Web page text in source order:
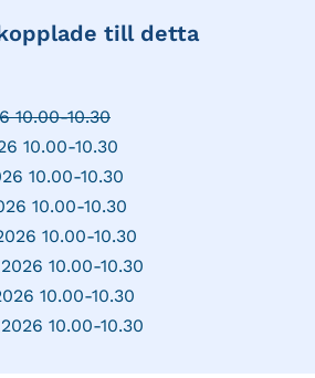
till detta
10.00-10.30
10.00-10.30
10.00-10.30
10.00-10.30
10.00-10.30
10.00-10.30
10.00-10.30
10.00-10.30